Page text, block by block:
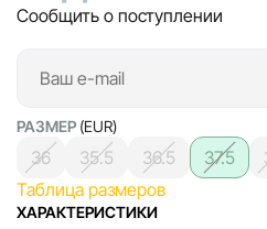
Сообщить о поступлении
РАЗМЕР (EUR)
36 35.5 36.5 37.5
Таблица размеров
ХАРАКТЕРИСТИКИ